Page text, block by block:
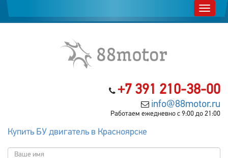
+7 391 210-38-00
info@88motor.ru
Работаем ежедневно с 9:00 до 21:00
Купить БУ двигатель в Красноярске